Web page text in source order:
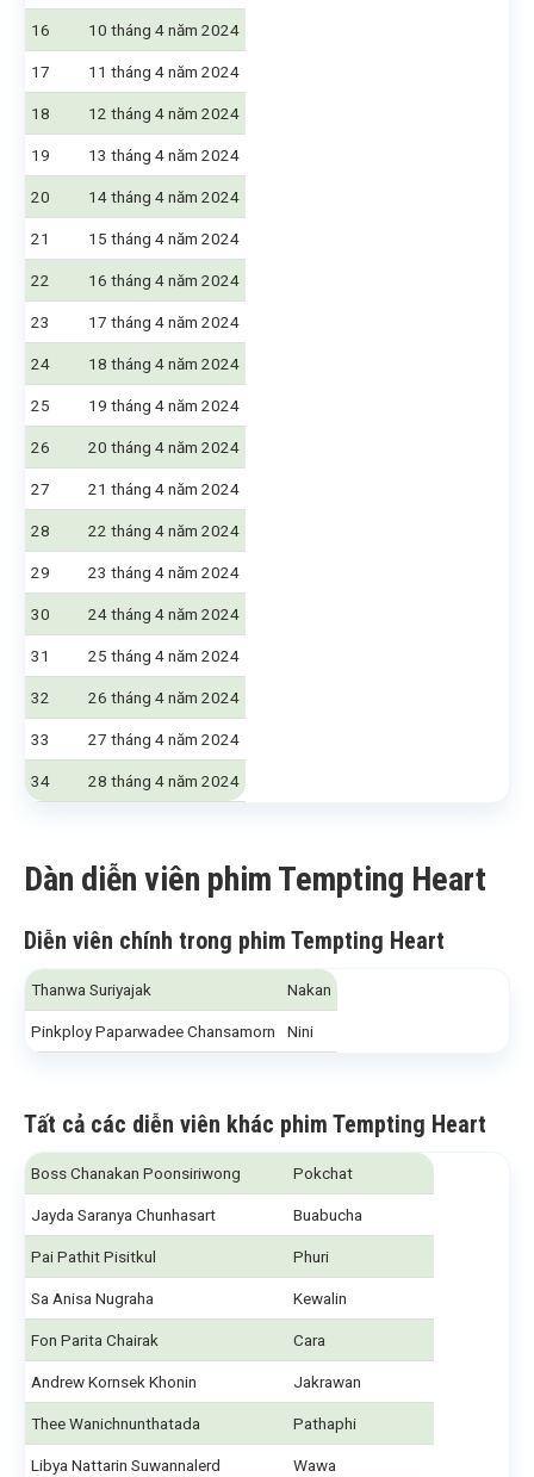
16 10 tháng 4 năm 2024
17 11 tháng 4 năm 2024
18 12 tháng 4 năm 2024
19 13 tháng 4 năm 2024
20 14 tháng 4 năm 2024
21 15 tháng 4 năm 2024
22 16 tháng 4 năm 2024
23 17 tháng 4 năm 2024
24 18 tháng 4 năm 2024
25 19 tháng 4 năm 2024
26 20 tháng 4 năm 2024
27 21 tháng 4 năm 2024
28 22 tháng 4 năm 2024
29 23 tháng 4 năm 2024
30 24 tháng 4 năm 2024
31 25 tháng 4 năm 2024
32 26 tháng 4 năm 2024
33 27 tháng 4 năm 2024
34 28 tháng 4 năm 2024
Dàn diễn viên phim Tempting Heart
Diễn viên chính trong phim Tempting Heart
Thanwa Suriyajak Nakan
Pinkploy Paparwadee Chansamorn Nini
Tất cả các diễn viên khác phim Tempting Heart
Boss Chanakan Poonsiriwong Pokchat
Jayda Saranya Chunhasart Buabucha
Pai Pathit Pisitkul Phuri
Sa Anisa Nugraha Kewalin
Fon Parita Chairak Cara
Andrew Kornsek Khonin Jakrawan
Thee Wanichnunthatada Pathaphi
Libya Nattarin Suwannalerd Wawa